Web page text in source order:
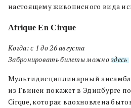
настоящему живописного вида
Afrique En Cirque
Когда: с 1 до 26 августа
Забронировать билеты можноздесь.
Мультидисциплинарный
из Гвинеи покажет в Эдинбурге
Cirque, которая вдохновлена